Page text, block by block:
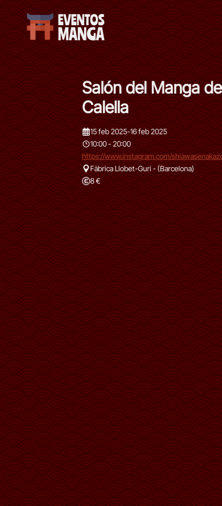
Salón del Manga de
Calella
15 feb 2025-16 feb 2025
10:00 - 20:00
https://www.instagram.com/
Fàbrica Llobet-Guri - (Barcelona)
8 €